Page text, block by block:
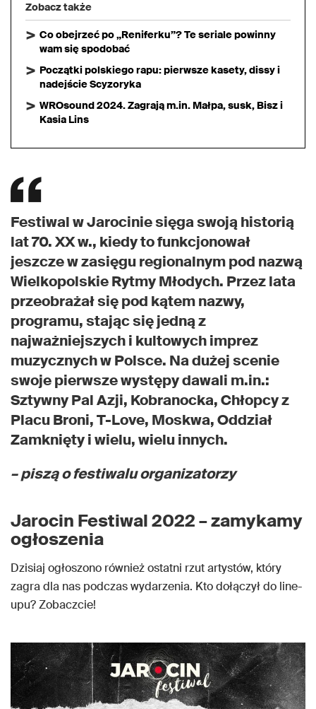
Zobacz także
Co obejrzeć po „Reniferku”? Te seriale powinny
wam się spodobać
Początki polskiego rapu: pierwsze kasety, dissy i
nadejście Scyzoryka
WROsound 2024. Zagrają m.in. Małpa, susk, Bisz i
Kasia Lins
Festiwal w Jarocinie sięga swoją historią
lat 70. XX w., kiedy to funkcjonował
jeszcze w zasięgu regionalnym pod nazwą
Wielkopolskie Rytmy Młodych. Przez lata
przeobrażał się pod kątem nazwy,
programu, stając się jedną z
najważniejszych i kultowych imprez
muzycznych w Polsce. Na dużej scenie
swoje pierwsze występy dawali m.in.:
Sztywny Pal Azji, Kobranocka, Chłopcy z
Placu Broni, T-Love, Moskwa, Oddział
Zamknięty i wielu, wielu innych.
– piszą o festiwalu organizatorzy
Jarocin Festiwal 2022 – zamykamy
ogłoszenia
Dzisiaj ogłoszono również ostatni rzut artystów, który
zagra dla nas podczas wydarzenia. Kto dołączył do line-
upu? Zobaczcie!